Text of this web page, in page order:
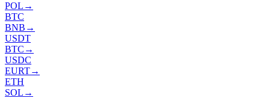
POL →
BTC
BNB →
USDT
BTC →
USDC
EURT→
ETH
SOL →